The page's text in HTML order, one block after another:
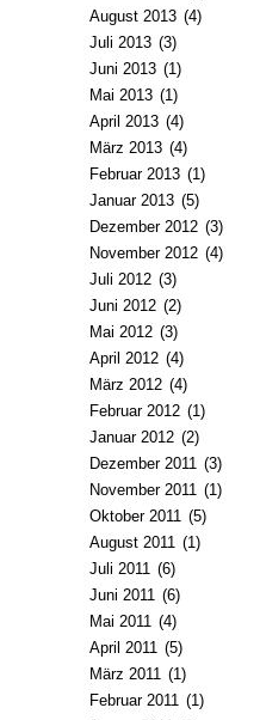
August 2013 (4)
Juli 2013 (3)
Juni 2013 (1)
Mai 2013 (1)
April 2013 (4)
März 2013 (4)
Februar 2013 (1)
Januar 2013 (5)
Dezember 2012 (3)
November 2012 (4)
Juli 2012 (3)
Juni 2012 (2)
Mai 2012 (3)
April 2012 (4)
März 2012 (4)
Februar 2012 (1)
Januar 2012 (2)
Dezember 2011 (3)
November 2011 (1)
Oktober 2011 (5)
August 2011 (1)
Juli 2011 (6)
Juni 2011 (6)
Mai 2011 (4)
April 2011 (5)
März 2011 (1)
Februar 2011 (1)